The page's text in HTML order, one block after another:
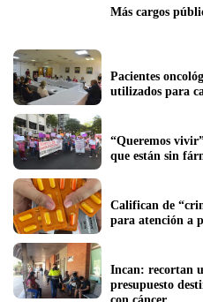
Más cargos
Pacientes
utilizados para
“Queremos
que están sin
Califican de
Incan: recortan
presupuesto